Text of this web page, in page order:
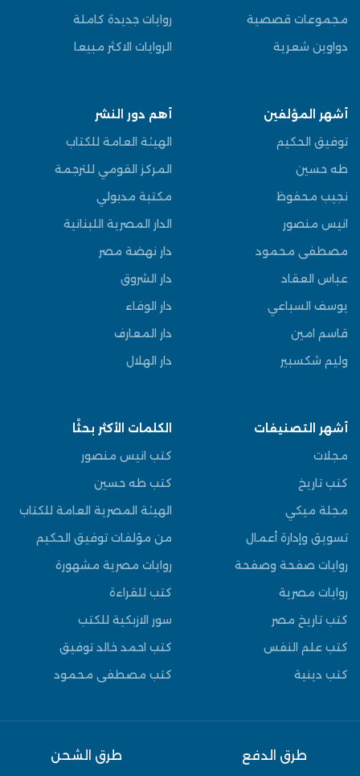
مجموعات قصصية
دواوين شعرية
روايات جديدة كاملة
الروايات الاكثر مبيعا
أشهر المؤلفين
توفيق الحكيم
طه حسين
نجيب محفوظ
انيس منصور
مصطفى محمود
عباس العقاد
يوسف السباعي
قاسم امين
وليم شكسبير
أهم دور النشر
الهيئة العامة للكتاب
المركز القومي للترجمة
مكتبة مدبولي
الدار المصرية اللبنانية
دار نهضة مصر
دار الشروق
دار الوفاء
دار المعارف
دار الهلال
أشهر التصنيفات
مجلات
كتب تاريخ
مجلة ميكي
تسويق وإدارة أعمال
روايات صفحة وصفحة
روايات مصرية
كتب تاريخ مصر
كتب علم النفس
كتب دينية
الكلمات الأكثر بحثًا
كتب انيس منصور
كتب طه حسين
الهيئة المصرية العامة للكتاب
من مؤلفات توفيق الحكيم
روايات مصرية مشهورة
كتب للقراءة
سور الازبكية للكتب
كتب احمد خالد توفيق
كتب مصطفى محمود
طرق الدفع طرق الشحن